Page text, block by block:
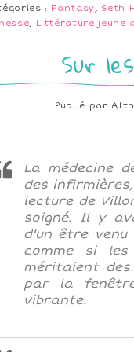
: Fantasy, Seth
, Littérature jeune
Sur
Publié par
La médecine
des
lecture de
soigné. Il y
d'un être venu
comme si les
méritaient
par la
vibrante.